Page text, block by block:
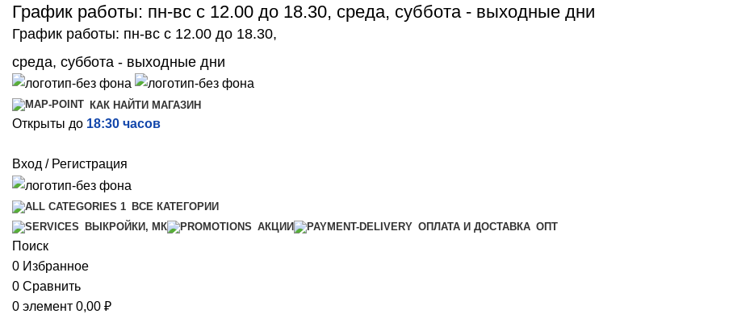
График работы: пн-вс с 12.00 до 18.30, среда, суббота - выходные дни
График работы: пн-вс с 12.00 до 18.30,
среда, суббота - выходные дни
КАК НАЙТИ МАГАЗИН
Открыты до 18:30 часов
Вход / Регистрация
ВСЕ КАТЕГОРИИ
ВЫКРОЙКИ, МК
АКЦИИ ОПЛАТА И ДОСТАВКА ОПТ
Поиск
0 Избранное
0 Сравнить
0 элемент 0,00 ₽